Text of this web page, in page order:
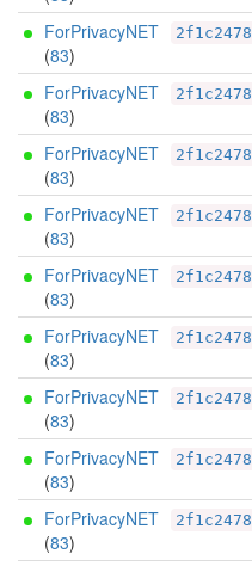
ForPrivacyNET
(83)
2f1c2478
ForPrivacyNET
(83)
2f1c2478
ForPrivacyNET
(83)
2f1c2478
ForPrivacyNET
(83)
2f1c2478
ForPrivacyNET
(83)
2f1c2478
ForPrivacyNET
(83)
2f1c2478
ForPrivacyNET
(83)
2f1c2478
ForPrivacyNET
(83)
2f1c2478
ForPrivacyNET
(83)
2f1c2478